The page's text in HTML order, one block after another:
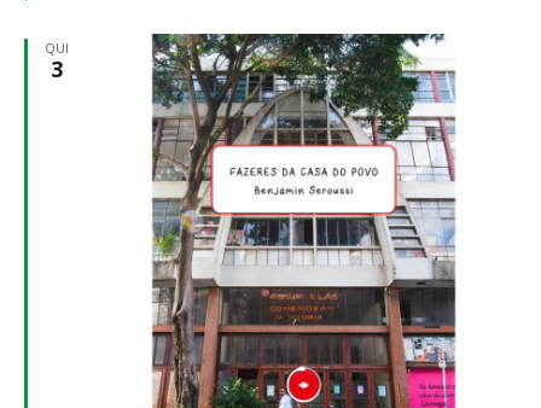
QUI
3